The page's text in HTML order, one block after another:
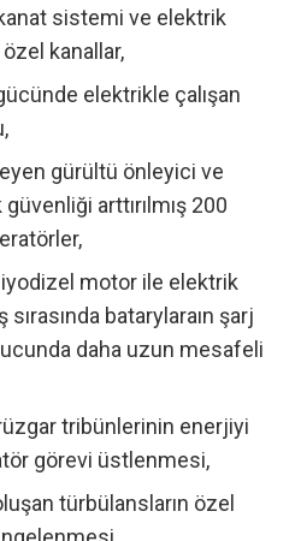
sistemi ve elektrik
kanallar,
elektrikle çalışan
gürültü önleyici ve
arttırılmış 200
motor ile elektrik
sırasında batarylaraın şarj
daha uzun mesafeli
tribünlerinin enerjiyi
görevi üstlenmesi,
türbülansların özel